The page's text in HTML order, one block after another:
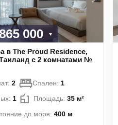
000
в The Proud Residence,
с 2 комнатами №
2 Спален: 1
1 Площадь: 35 м²
до моря: 400 м